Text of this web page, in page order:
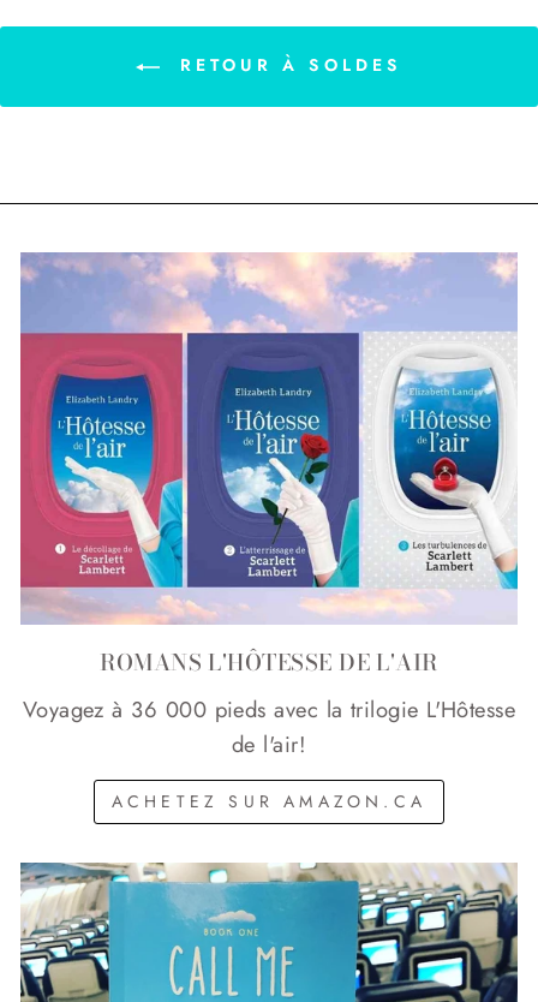
RETOUR À SOLDES
ROMANS L'HÔTESSE DE L'AIR
Voyagez à 36 000 pieds avec la trilogie L'Hôtesse
de l'air!
ACHETEZ SUR AMAZON.CA